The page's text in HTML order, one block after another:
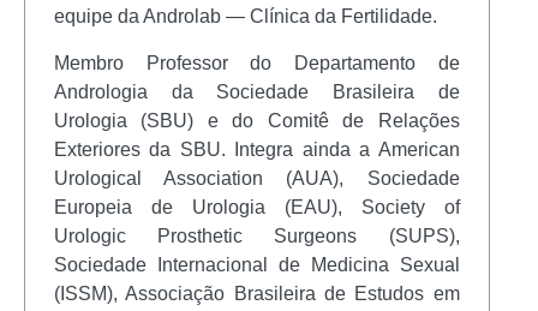
equipe da Androlab — Clínica da Fertilidade.
Membro Professor do Departamento de
Andrologia da Sociedade Brasileira de
Urologia (SBU) e do Comitê de Relações
Exteriores da SBU. Integra ainda a American
Urological Association (AUA), Sociedade
Europeia de Urologia (EAU), Society of
Urologic Prosthetic Surgeons (SUPS),
Sociedade Internacional de Medicina Sexual
(ISSM), Associação Brasileira de Estudos em